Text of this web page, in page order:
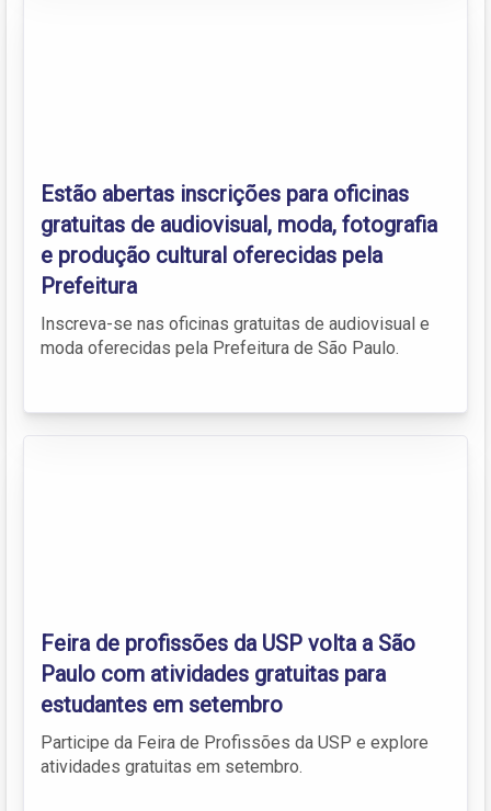
Estão abertas inscrições para oficinas
gratuitas de audiovisual, moda, fotografia
e produção cultural oferecidas pela
Prefeitura
Inscreva-se nas oficinas gratuitas de audiovisual e
moda oferecidas pela Prefeitura de São Paulo.
Feira de profissões da USP volta a São
Paulo com atividades gratuitas para
estudantes em setembro
Participe da Feira de Profissões da USP e explore
atividades gratuitas em setembro.